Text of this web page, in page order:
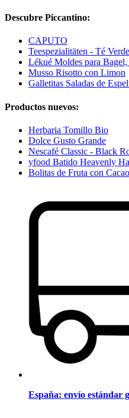
Descubre Piccantino:
CAPUTO
Teespezialitäten - Té
Lékué Moldes para Bagel,
Musso Risotto con Limon
Galletitas Saladas de
Productos nuevos:
Herbaria Tomillo Bio
Dolce Gusto Grande
Nescafé Classic - Black
yfood Batido Heavenly
Bolitas de Fruta con
España: envío estándar